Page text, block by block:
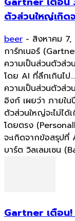
ตัวส่วนใหญ่เกิด
beer - สิงหาคม
การ์ทเนอร์
ความเป็นส่วนตัวส่ว
โดย AI ที่ลึกเกินไป
ความเป็นส่วนตัวส่
อิงก์ เผยว่า ภายใ
ตัวส่วนใหญ่จะไม่ไ
โดยตรง
จะเกิดจากข้อสรุป
บาร์ต วิลเลมเซน
Gartner เตือน